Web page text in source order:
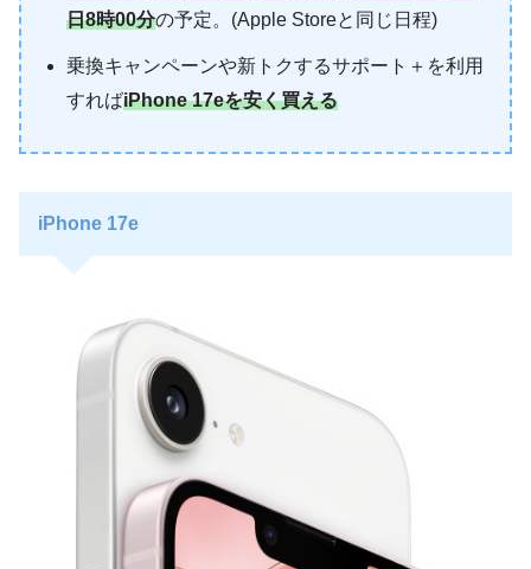
日8時00分の予定。(Apple Storeと同じ日程)
乗換キャンペーンや新トクするサポート＋を利用
すればiPhone 17eを安く買える
iPhone 17e